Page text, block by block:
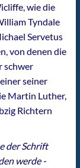
wie die
Tyndale
Servetus
von denen die
schwer
seiner
Martin Luther,
Richtern
der Schrift
werde -